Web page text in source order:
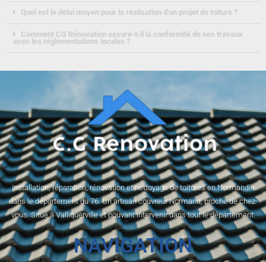
Quel est le délai moyen pour la réalisation d'un projet de toiture ?
Comment CG Rénovation assure-t-il la conformité de ses travaux
avec les réglementations locales ?
Installation, réparation, rénovation et nettoyage de toitures en Normandie
dans le département du 76. Un artisan couvreur Normand, proche de chez-
vous. Situé à Valliquerville et pouvant intervenir dans tout le département.
NAVIGATION